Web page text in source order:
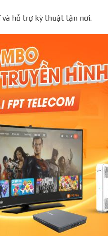
và hỗ trợ kỹ thuật tận nơi.